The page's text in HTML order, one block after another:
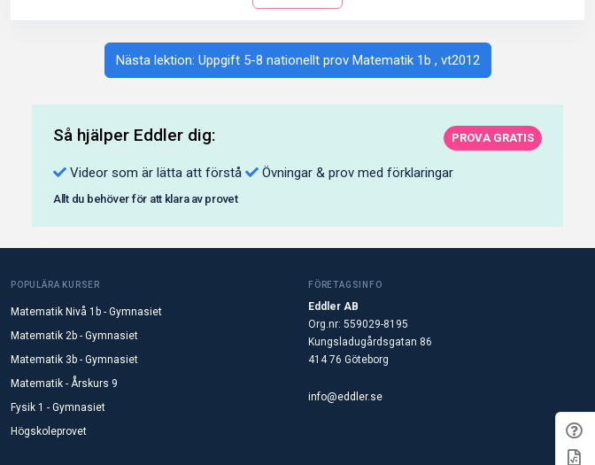
Nästa lektion: Uppgift 5-8 nationellt prov Matematik 1b , vt2012
PROVA GRATIS
Så hjälper Eddler dig:
Videor som är lätta att förstå Övningar & prov med förklaringar
Allt du behöver för att klara av provet
POPULÄRA KURSER
Matematik Nivå 1b - Gymnasiet
Matematik 2b - Gymnasiet
Matematik 3b - Gymnasiet
Matematik - Årskurs 9
Fysik 1 - Gymnasiet
Högskoleprovet
FÖRETAGSINFO
Eddler AB
Org.nr: 559029-8195
Kungsladugårdsgatan 86
414 76 Göteborg
info@eddler.se